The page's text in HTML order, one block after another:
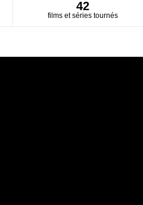
42
films et séries tournés